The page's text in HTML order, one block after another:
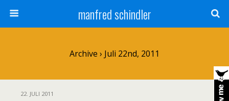
manfred schindler
Archive › Juli 22nd, 2011
22. JULI 2011